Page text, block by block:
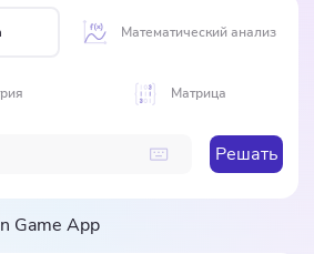
Математический анализ
Матрица
Решать